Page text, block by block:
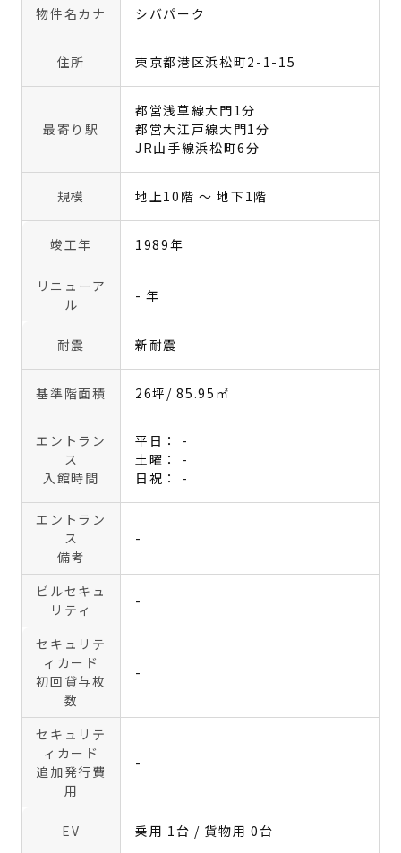
物件名カナ シバパーク
住所 東京都港区浜松町2-1-15
最寄り駅
都営浅草線大門1分
都営大江戸線大門1分
JR山手線浜松町6分
規模 地上10階 〜 地下1階
竣工年 1989年
リニューア
ル
- 年
耐震 新耐震
基準階面積 26坪 / 85.95㎡
エントラン
ス
入館時間
平日： -
土曜： -
日祝： -
エントラン
ス
備考
-
ビルセキュ
リティ
-
セキュリテ
ィカード
初回貸与枚
数
-
セキュリテ
ィカード
追加発行費
用
-
EV 乗用 1台 / 貨物用 0台